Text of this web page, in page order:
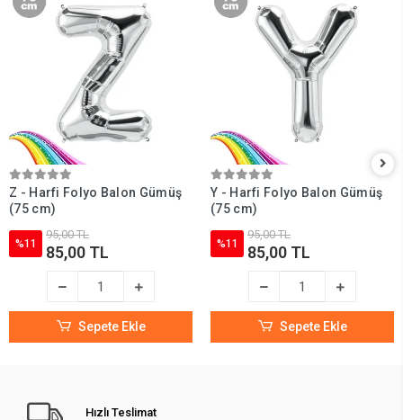
Z - Harfi Folyo Balon Gümüş
(75 cm)
%11
95,00 TL
85,00 TL
Sepete Ekle
Y - Harfi Folyo Balon Gümüş
(75 cm)
%11
95,00 TL
85,00 TL
Sepete Ekle
Hızlı Teslimat